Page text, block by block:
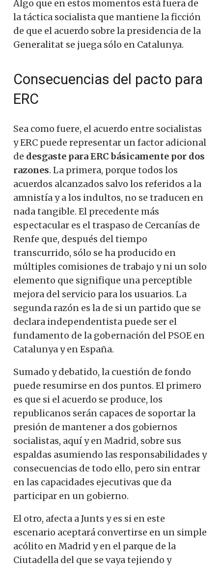
Algo que en estos momentos está fuera de
la táctica socialista que mantiene la ficción
de que el acuerdo sobre la presidencia de la
Generalitat se juega sólo en Catalunya.
Consecuencias del pacto para
ERC
Sea como fuere, el acuerdo entre socialistas
y ERC puede representar un factor adicional
de desgaste para ERC básicamente por dos
razones. La primera, porque todos los
acuerdos alcanzados salvo los referidos a la
amnistía y a los indultos, no se traducen en
nada tangible. El precedente más
espectacular es el traspaso de Cercanías de
Renfe que, después del tiempo
transcurrido, sólo se ha producido en
múltiples comisiones de trabajo y ni un solo
elemento que signifique una perceptible
mejora del servicio para los usuarios. La
segunda razón es la de si un partido que se
declara independentista puede ser el
fundamento de la gobernación del PSOE en
Catalunya y en España.
Sumado y debatido, la cuestión de fondo
puede resumirse en dos puntos. El primero
es que si el acuerdo se produce, los
republicanos serán capaces de soportar la
presión de mantener a dos gobiernos
socialistas, aquí y en Madrid, sobre sus
espaldas asumiendo las responsabilidades y
consecuencias de todo ello, pero sin entrar
en las capacidades ejecutivas que da
participar en un gobierno.
El otro, afecta a Junts y es si en este
escenario aceptará convertirse en un simple
acólito en Madrid y en el parque de la
Ciutadella del que se vaya tejiendo y